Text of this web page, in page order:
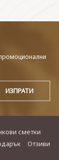
сметки
Отзиви